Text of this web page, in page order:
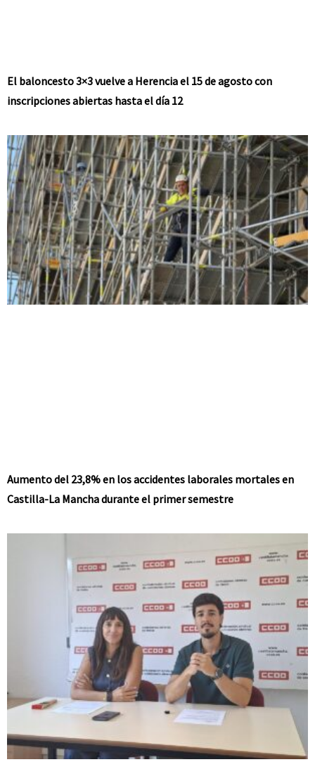
El baloncesto 3×3 vuelve a Herencia el 15 de agosto con
inscripciones abiertas hasta el día 12
Aumento del 23,8% en los accidentes laborales mortales en
Castilla-La Mancha durante el primer semestre